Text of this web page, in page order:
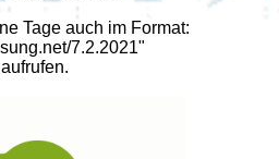
Tage auch im Format:
7.2.2021"
aufrufen.